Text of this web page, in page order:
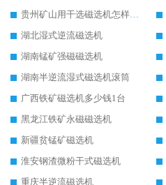
贵州矿山用干选磁选机怎样调磁
湖北湿式逆流磁选机
湖南锰矿强磁磁选机
湖南半逆流湿式磁选机滚筒
广西铁矿磁选机多少钱1台
黑龙江铁矿永磁磁选机
新疆贫锰矿磁选机
淮安钢渣微粉干式磁选机
重庆半逆流磁选机